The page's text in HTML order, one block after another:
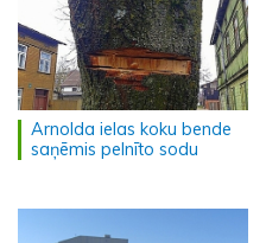
Arnolda ielas koku bende
saņēmis pelnīto sodu